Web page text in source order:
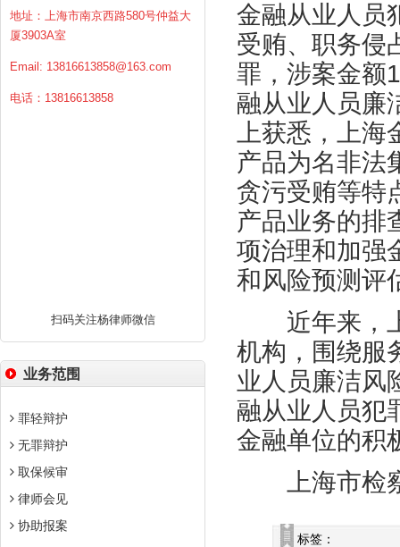
地址：上海市南京西路580号仲益大
厦3903A室
Email: 13816613858@163.com
电话：13816613858
扫码关注杨律师微信
业务范围
罪轻辩护
无罪辩护
取保候审
律师会见
协助报案
金融从业人员
受贿、职务侵
罪，涉案金额
融从业人员廉
上获悉，上
产品为名非法
贪污受贿等特
产品业务的排
项治理和加强
和风险预测评
近年来，上
机构，围绕服
业人员廉洁风
融从业人员犯
金融单位的积
上海市检察
标签：